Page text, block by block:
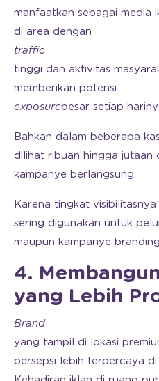
manfaatkan sebagai media
di area dengan
traffic
tinggi dan aktivitas
memberikan potensi
exposurebesar setiap
Bahkan dalam beberapa
dilihat ribuan hingga jutaan
kampanye berlangsung.
Karena tingkat
sering digunakan untuk
maupun kampanye
4.
yang Lebih
Brand
yang tampil di lokasi
persepsi lebih terpercaya di